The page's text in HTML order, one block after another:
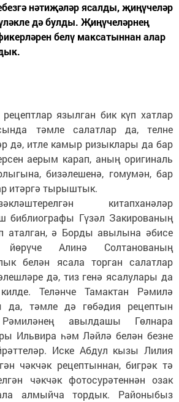
нәтиҗәләр ясалды, җиңүчеләр
дә булды. Җиңүчеләрнең
белү максатыннан алар
язылган бик күп хатлар
тәмле салатлар да, телне
дә, итле камыр ризыклары да бар
аерым карап, аның оригиналь
бизәлешенә, гомумән, бар
итәргә тырыштык.
китапханәләр
библиографы Гүзәл Закированың
аталган, ә Борды авылына әбисе
Алинә Солтанованың
белән ясала торган салатлар
дә, тиз генә ясалулары да
Теләнче Тамактан Рәмилә
да, тәмле дә гөбәдия рецептын
авылдашы Гөлнара
Ильвира һәм Ләйлә белән безне
Иске Абдул кызы Лилия
чәкчәк рецептыннан, бигрәк тә
чәкчәк фотосурәтеннән озак
алмыйча тордык. Районыбыз